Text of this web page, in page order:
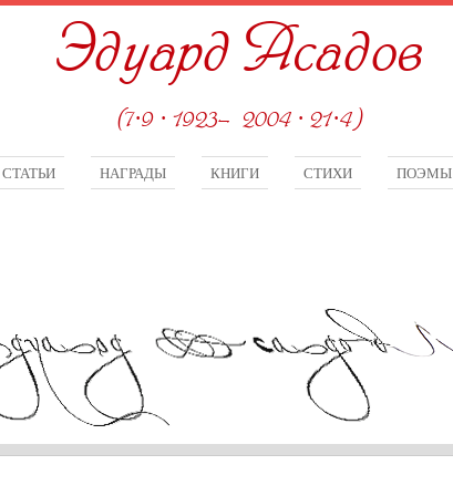
Эдуард Асадов
(7·9 · 1923—2004 · 21·4)
СТАТЬИ НАГРАДЫ КНИГИ СТИХИ ПОЭМЫ